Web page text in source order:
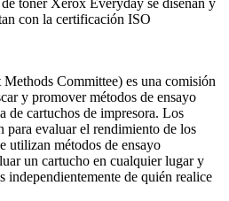
con la certificación ISO
Committee) es una comisión
y promover métodos de ensayo
de cartuchos de impresora. Los
para evaluar el rendimiento de los
utilizan métodos de ensayo
un cartucho en cualquier lugar y
independientemente de quién realice